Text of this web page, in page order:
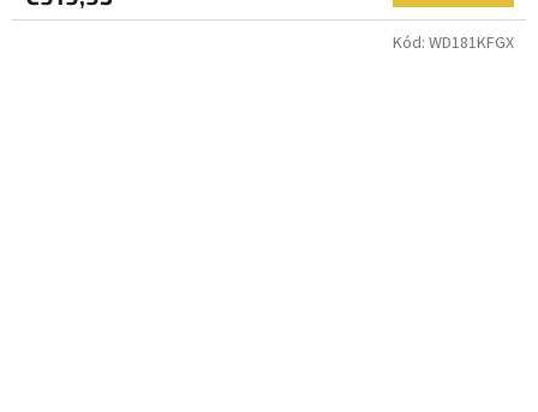
Kód: WD181KFGX